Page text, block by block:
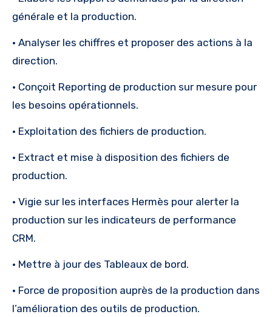
générale et la production.
· Analyser les chiffres et proposer des actions à la
direction.
· Conçoit Reporting de production sur mesure pour
les besoins opérationnels.
· Exploitation des fichiers de production.
· Extract et mise à disposition des fichiers de
production.
· Vigie sur les interfaces Hermès pour alerter la
production sur les indicateurs de performance
CRM.
· Mettre à jour des Tableaux de bord.
· Force de proposition auprès de la production dans
l’amélioration des outils de production.